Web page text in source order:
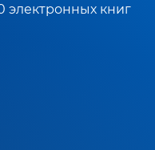
электронных книг